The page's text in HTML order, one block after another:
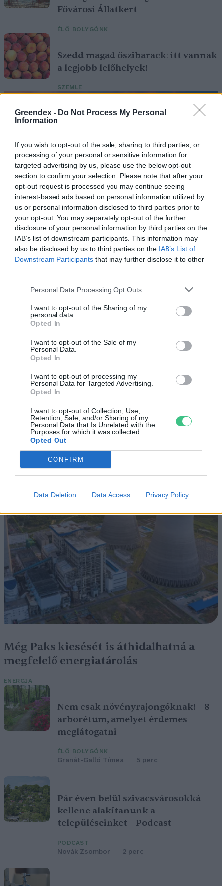
Greendex - Do Not Process My Personal
Information
If you wish to opt-out of the sale, sharing to third parties, or
processing of your personal or sensitive information for
targeted advertising by us, please use the below opt-out
section to confirm your selection. Please note that after your
opt-out request is processed you may continue seeing
interest-based ads based on personal information utilized by
us or personal information disclosed to third parties prior to
your opt-out. You may separately opt-out of the further
disclosure of your personal information by third parties on the
IAB’s list of downstream participants. This information may
also be disclosed by us to third parties on the IAB’s List of
Downstream Participants that may further disclose it to other
Personal Data Processing Opt Outs
I want to opt-out of the Sharing of my
personal data.
Opted In
I want to opt-out of the Sale of my
Personal Data.
Opted In
I want to opt-out of processing my
Personal Data for Targeted Advertising.
Opted In
I want to opt-out of Collection, Use,
Retention, Sale, and/or Sharing of my
Personal Data that Is Unrelated with the
Purposes for which it was collected.
Opted Out
CONFIRM
Data Deletion Data Access Privacy Policy
Fővárosi Állatkert
ÉLŐ BOLYGÓNK
Szedd magad őszibarack: itt vannak
a legjobb lelőhelyek!
SZEMLE
Négy éven belül valósággá válhatnak az
elektromos repülőjáratok Európában
Történelmi aszály sújtja Nagy-
Britanniát is
Elképesztő felvétel mutatja meg,
mekkora a különbség az áradó és a
kiszáradó Duna között
Még Paks kiesését is áthidalhatná a
megfelelő energiatárolás
ENERGIA
Nem csak növényrajongóknak! – 8
arborétum, amelyet érdemes
meglátogatni
ÉLŐ BOLYGÓNK
Granát-Galló Tímea 5 perc
Pár éven belül szivacsvárosokká
kellene alakítanunk a
településeinket – Podcast
PODCAST
Novák Zsombor 2 perc